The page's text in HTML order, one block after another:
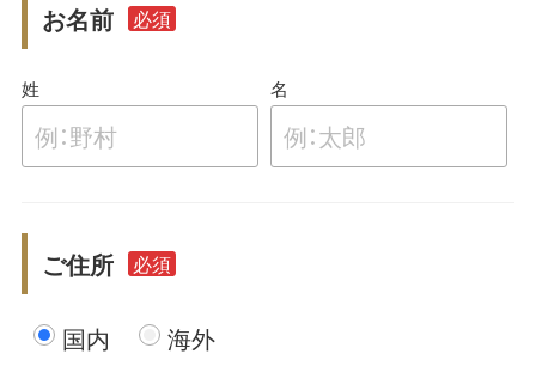
お名前 必須
姓 名
ご住所 必須
国内
海外